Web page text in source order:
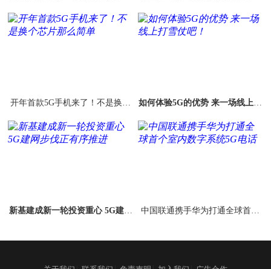
开年首款5G手机来了！不是换个
如何体验5G的优势 来一场线上打
新基建成新一轮投资重心 5G建网
中国联通携手华为打通全球首个